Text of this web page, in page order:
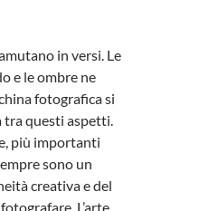
in versi. Le
e le ombre ne
fotografica si
tra questi aspetti.
più importanti
sono un
creativa e del
L’arte